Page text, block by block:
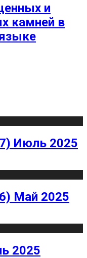
и
камней в
Июль 2025
Май 2025
2025